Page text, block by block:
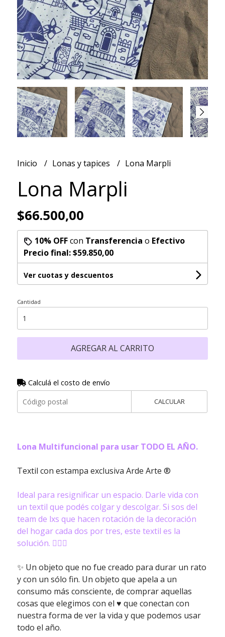
Inicio Lonas y tapices Lona Marpli
Lona Marpli
$66.500,00
10% OFFcon Transferencia o Efectivo
Precio final:$59.850,00
Ver cuotas y descuentos
Cantidad
AGREGAR AL CARRITO
Calculá el costo de envío
CALCULAR
Lona Multifuncional para usar TODO EL AÑO.
Textil con estampa exclusiva Arde Arte ®
Ideal para resignificar un espacio. Darle vida con
un textil que podés colgar y descolgar. Si sos del
team de lxs que hacen rotación de la decoración
del hogar cada dos por tres, este textil es la
solución. 🙋🏽‍♀️
✨ Un objeto que no fue creado para durar un rato
y con un sólo fin. Un objeto que apela a un
consumo más consciente, de comprar aquellas
cosas que elegimos con el ♥️ que conectan con
nuestra forma de ver la vida y que podemos usar
todo el año.